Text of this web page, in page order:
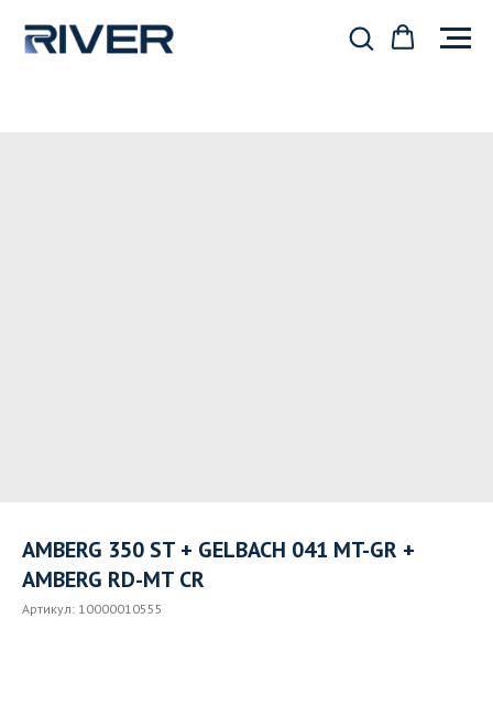
AMBERG 350 ST + GELBACH 041 MT-GR +
AMBERG RD-MT CR
Артикул: 10000010555